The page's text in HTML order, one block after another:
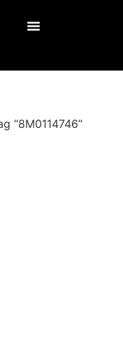
“8M0114746”